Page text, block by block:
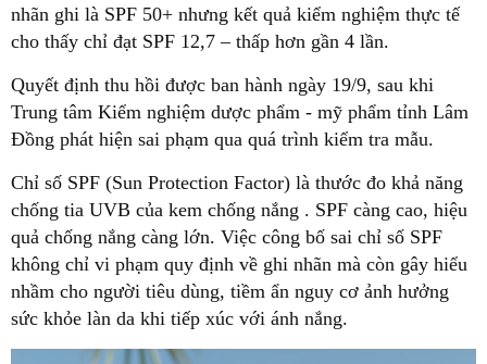
nhãn ghi là SPF 50+ nhưng kết quả kiểm nghiệm thực tế
cho thấy chỉ đạt SPF 12,7 – thấp hơn gần 4 lần.
Quyết định thu hồi được ban hành ngày 19/9, sau khi
Trung tâm Kiểm nghiệm dược phẩm - mỹ phẩm tỉnh Lâm
Đồng phát hiện sai phạm qua quá trình kiểm tra mẫu.
Chỉ số SPF (Sun Protection Factor) là thước đo khả năng
chống tia UVB của kem chống nắng . SPF càng cao, hiệu
quả chống nắng càng lớn. Việc công bố sai chỉ số SPF
không chỉ vi phạm quy định về ghi nhãn mà còn gây hiểu
nhầm cho người tiêu dùng, tiềm ẩn nguy cơ ảnh hưởng
sức khỏe làn da khi tiếp xúc với ánh nắng.